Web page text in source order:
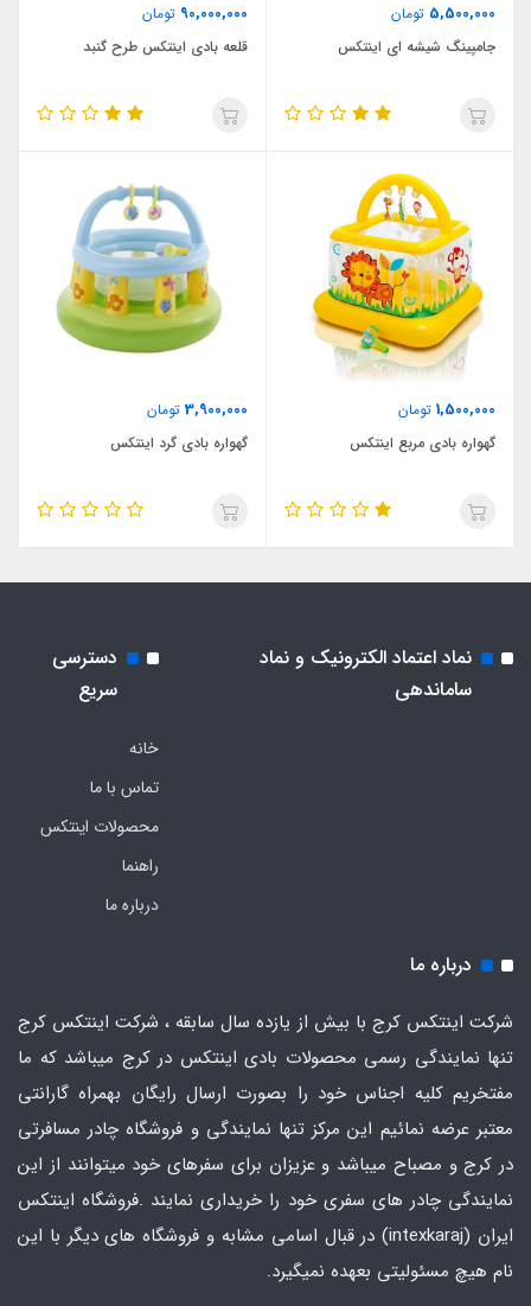
5,500,000 تومان
جامپینگ شیشه ای اینتکس
90,000,000 تومان
قلعه بادی اینتکس طرح گنبد
1,500,000 تومان
گهواره بادی مربع اینتکس
3,900,000 تومان
گهواره بادی گرد اینتکس
نماد اعتماد الکترونیک و نماد
ساماندهی
دسترسی
سریع
خانه
تماس با ما
محصولات اینتکس
راهنما
درباره ما
درباره ما
شرکت اینتکس کرج با بیش از یازده سال سابقه ، شرکت اینتکس کرج
تنها نمایندگی رسمی محصولات بادی اینتکس در کرج میباشد که ما
مفتخریم کلیه اجناس خود را بصورت ارسال رایگان بهمراه گارانتی
معتبر عرضه نمائیم این مرکز تنها نمایندگی و فروشگاه چادر مسافرتی
در کرج و مصباح میباشد و عزیزان برای سفرهای خود میتوانند از این
نمایندگی چادر های سفری خود را خریداری نمایند .فروشگاه اینتکس
ایران
(intexkaraj) در قبال اسامی مشابه و فروشگاه های دیگر با این
نام هیچ مسئولیتی بعهده نمیگیرد.